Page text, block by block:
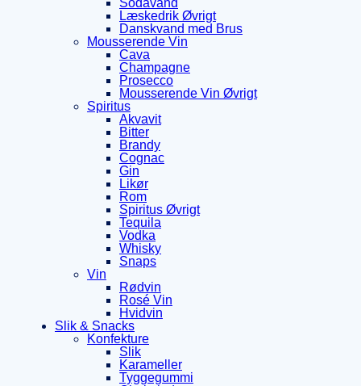
Sodavand
Læskedrik Øvrigt
Danskvand med Brus
Mousserende Vin
Cava
Champagne
Prosecco
Mousserende Vin Øvrigt
Spiritus
Akvavit
Bitter
Brandy
Cognac
Gin
Likør
Rom
Spiritus Øvrigt
Tequila
Vodka
Whisky
Snaps
Vin
Rødvin
Rosé Vin
Hvidvin
Slik & Snacks
Konfekture
Slik
Karameller
Tyggegummi